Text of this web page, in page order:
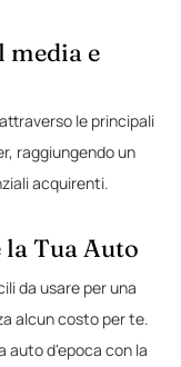
media e
le principali
raggiungendo un
acquirenti.
Tua Auto
da usare per una
alcun costo per te.
auto d'epoca con la